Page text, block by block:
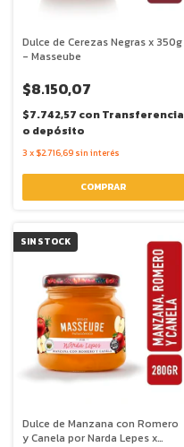
Dulce de Cerezas Negras x 350g
- Masseube
$8.150,07
$7.742,57 conTransferencia
o depósito
3 x $2.716,69 sin interés
SIN STOCK
Dulce de Manzana con Romero
y Canela por Narda Lepes x